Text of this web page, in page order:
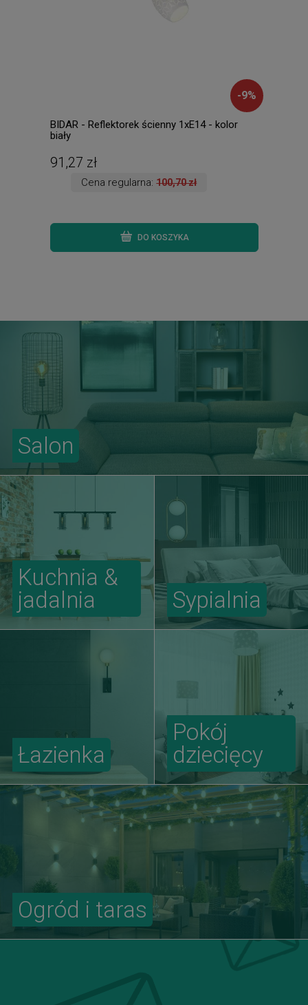
-9%
BIDAR - Reflektorek ścienny 1xE14 - kolor
biały
91,27 zł
Cena regularna:100,70 zł
DO KOSZYKA
Salon
Kuchnia &
jadalnia
Sypialnia
Ogród i taras
Łazienka
Pokój
dziecięcy